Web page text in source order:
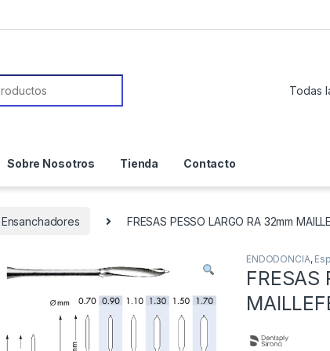
Sobre Nosotros Tienda Contacto
FRESAS PESSO LARGO RA 32mm
ENDODONCIA,
FRESAS